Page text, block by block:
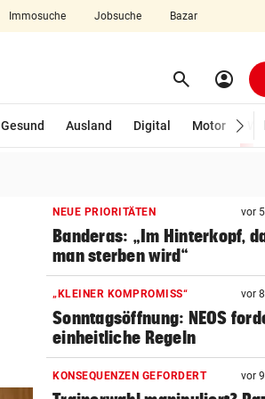
Immosuche Jobsuche Bazar
search Suchen
account_circle
Gesund Ausland Digital Motor
NEUE PRIORITÄTEN vor
Banderas: „Im Hinterkopf,
man sterben wird“
„KLEINER KOMPROMISS“ vor
Sonntagsöffnung: NEOS
einheitliche Regeln
KONSEQUENZEN GEFORDERT vor